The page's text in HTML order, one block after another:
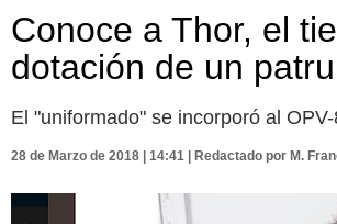
Conoce a Thor, el
dotación de un
El "uniformado" se incorporó al
28 de Marzo de 2018 | 14:41 | Redactado por M.